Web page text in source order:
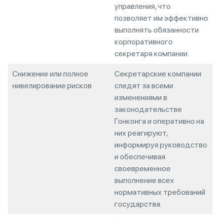
управления, что
позволяет им эффективно
выполнять обязанности
корпоративного
секретаря компании.
Снижение или полное
нивелирование рисков
Секретарские компании
следят за всеми
изменениями в
законодательстве
Гонконга и оперативно на
них реагируют,
информируя руководство
и обеспечивая
своевременное
выполнение всех
нормативных требований
государства.